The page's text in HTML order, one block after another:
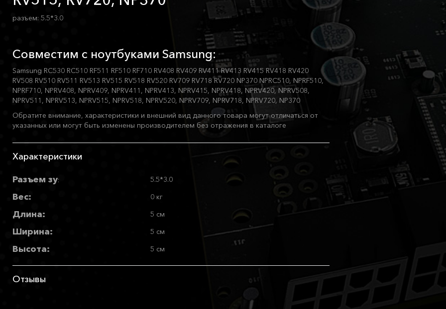
разъем: 5.5*3.0
Совместим с ноутбуками Samsung:
Samsung RC530 RC510 RF511 RF510 RF710 RV408 RV409 RV411 RV413 RV415 RV418 RV420
RV508 RV510 RV511 RV513 RV515 RV518 RV520 RV709 RV718 RV720 NP370 NPRC510, NPRF510,
NPRF710, NPRV408, NPRV409, NPRV411, NPRV413, NPRV415, NPRV418, NPRV420, NPRV508,
NPRV511, NPRV513, NPRV515, NPRV518, NPRV520, NPRV709, NPRV718, NPRV720, NP370
Обратите внимание, характеристики и внешний вид данного товара могут отличаться от
указанных или могут быть изменены производителем без отражения в каталоге
Характеристики
Разъем зу: 5.5*3.0
Вес: 0 кг
Длина: 5 см
Ширина: 5 см
Высота: 5 см
Отзывы